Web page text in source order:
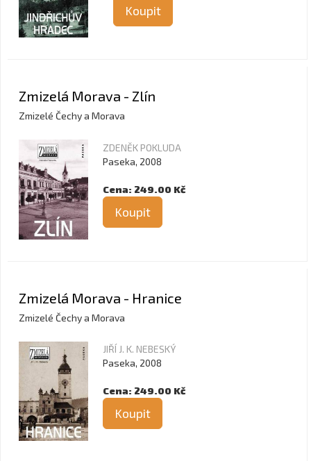
Koupit
Zmizelá Morava - Zlín
Zmizelé Čechy a Morava
ZDENĚK POKLUDA
Paseka, 2008
Cena: 249.00 Kč
Koupit
Zmizelá Morava - Hranice
Zmizelé Čechy a Morava
JIŘÍ J. K. NEBESKÝ
Paseka, 2008
Cena: 249.00 Kč
Koupit